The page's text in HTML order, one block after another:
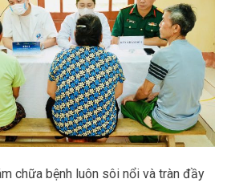
chữa bệnh luôn sôi nổi và tràn đầy